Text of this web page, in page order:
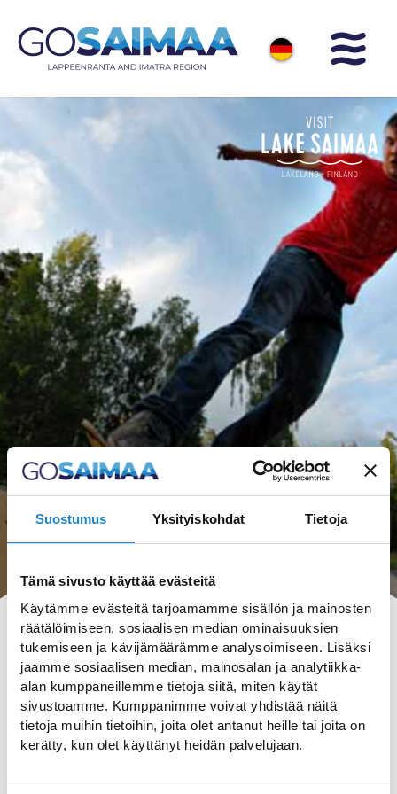
Suostumus Yksityiskohdat Tietoja
Tämä sivusto käyttää evästeitä
Käytämme evästeitä tarjoamamme sisällön ja mainosten
räätälöimiseen, sosiaalisen median ominaisuuksien
tukemiseen ja kävijämäärämme analysoimiseen. Lisäksi
jaamme sosiaalisen median, mainosalan ja analytiikka-
alan kumppaneillemme tietoja siitä, miten käytät
sivustoamme. Kumppanimme voivat yhdistää näitä
tietoja muihin tietoihin, joita olet antanut heille tai joita on
kerätty, kun olet käyttänyt heidän palvelujaan.
HAKU